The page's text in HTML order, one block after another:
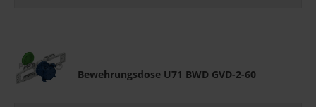
Bewehrungsdose U71 BWD GVD-2-60